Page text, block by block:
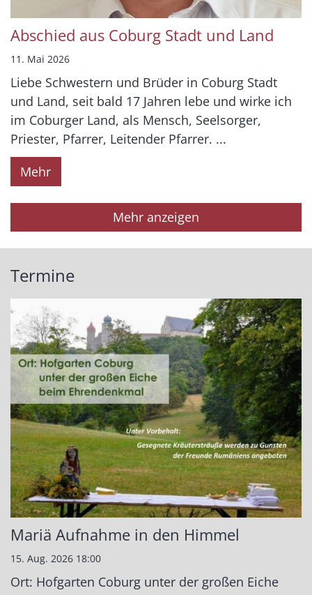
Abschied aus Coburg Stadt und Land
11. Mai 2026
Liebe Schwestern und Brüder in Coburg Stadt
und Land, seit bald 17 Jahren lebe und wirke ich
im Coburger Land, als Mensch, Seelsorger,
Priester, Pfarrer, Leitender Pfarrer. ...
Mehr
Mehr anzeigen
Termine
Mariä Aufnahme in den Himmel
15. Aug. 2026 18:00
Ort: Hofgarten Coburg unter der großen Eiche